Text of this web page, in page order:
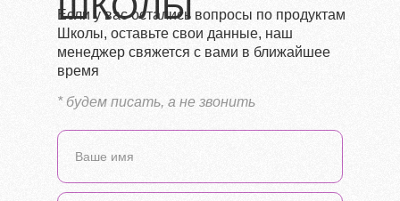
Ваше имя
Если у вас остались вопросы по продуктам
Школы, оставьте свои данные, наш
менеджер свяжется с вами в ближайшее
время
* будем писать, а не звонить